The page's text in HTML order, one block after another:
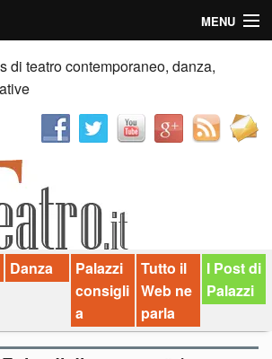
MENU
di teatro contemporaneo, danza,
Danza
Palazzi
consigli
a
Tutto il
Web ne
parla
I Post di
Palazzi